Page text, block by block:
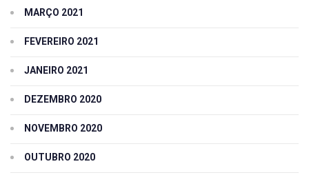
MARÇO 2021
FEVEREIRO 2021
JANEIRO 2021
DEZEMBRO 2020
NOVEMBRO 2020
OUTUBRO 2020